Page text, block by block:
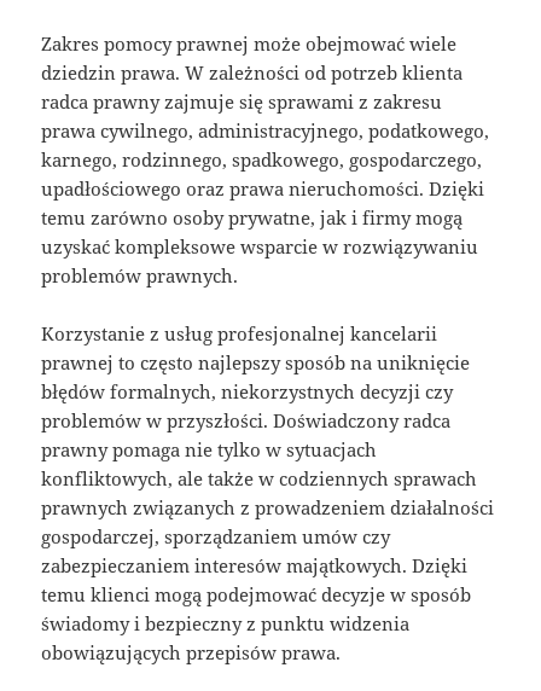
Zakres pomocy prawnej może obejmować wiele
dziedzin prawa. W zależności od potrzeb klienta
radca prawny zajmuje się sprawami z zakresu
prawa cywilnego, administracyjnego, podatkowego,
karnego, rodzinnego, spadkowego, gospodarczego,
upadłościowego oraz prawa nieruchomości. Dzięki
temu zarówno osoby prywatne, jak i firmy mogą
uzyskać kompleksowe wsparcie w rozwiązywaniu
problemów prawnych.
Korzystanie z usług profesjonalnej kancelarii
prawnej to często najlepszy sposób na uniknięcie
błędów formalnych, niekorzystnych decyzji czy
problemów w przyszłości. Doświadczony radca
prawny pomaga nie tylko w sytuacjach
konfliktowych, ale także w codziennych sprawach
prawnych związanych z prowadzeniem działalności
gospodarczej, sporządzaniem umów czy
zabezpieczaniem interesów majątkowych. Dzięki
temu klienci mogą podejmować decyzje w sposób
świadomy i bezpieczny z punktu widzenia
obowiązujących przepisów prawa.